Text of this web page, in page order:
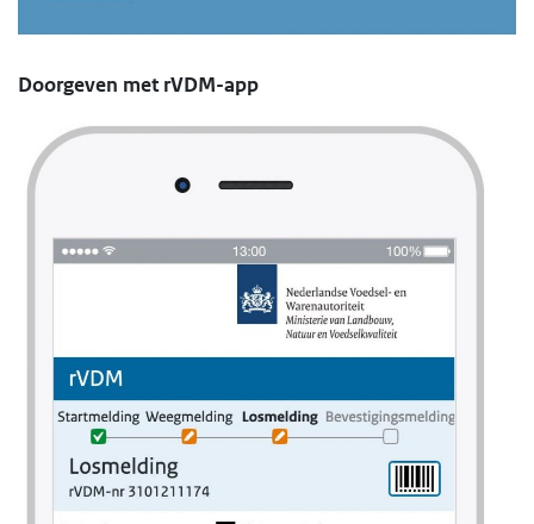
Doorgeven met rVDM-app